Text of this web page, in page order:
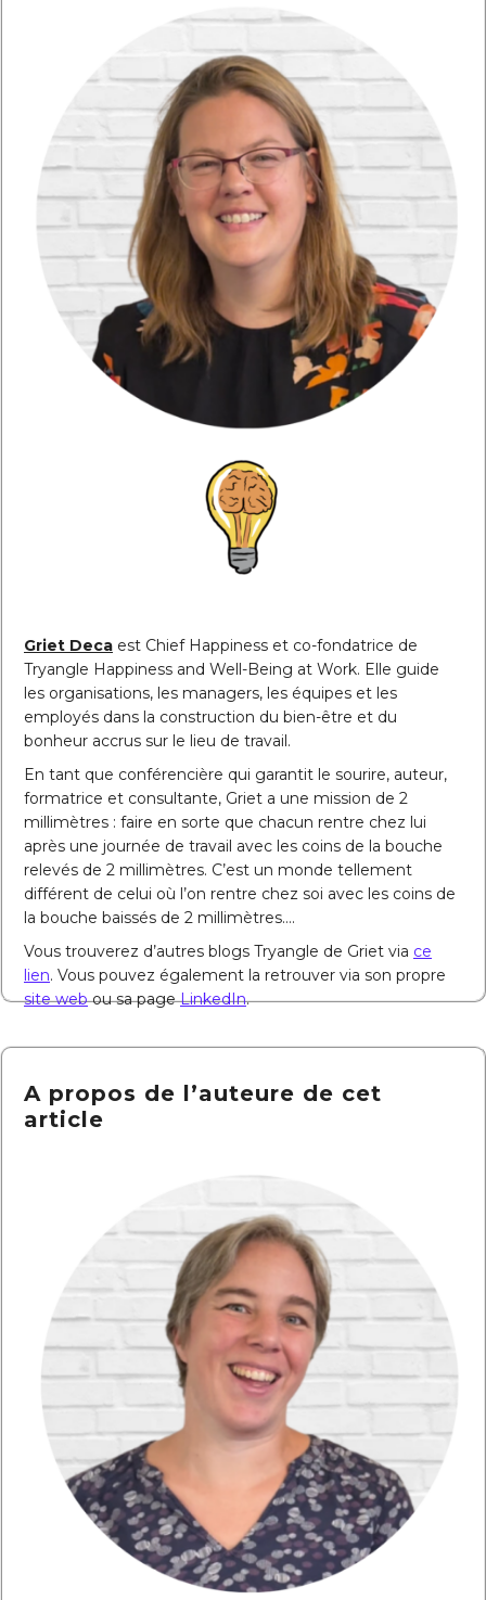
Griet Deca est Chief Happiness et co-fondatrice de
Tryangle Happiness and Well-Being at Work. Elle guide
les organisations, les managers, les équipes et les
employés dans la construction du bien-être et du
bonheur accrus sur le lieu de travail.
En tant que conférencière qui garantit le sourire, auteur,
formatrice et consultante, Griet a une mission de 2
millimètres : faire en sorte que chacun rentre chez lui
après une journée de travail avec les coins de la bouche
relevés de 2 millimètres. C’est un monde tellement
différent de celui où l’on rentre chez soi avec les coins de
la bouche baissés de 2 millimètres….
Vous trouverez d’autres blogs Tryangle de Griet via ce
lien. Vous pouvez également la retrouver via son propre
site webou sa pageLinkedIn.
A propos de l’auteure de cet
article